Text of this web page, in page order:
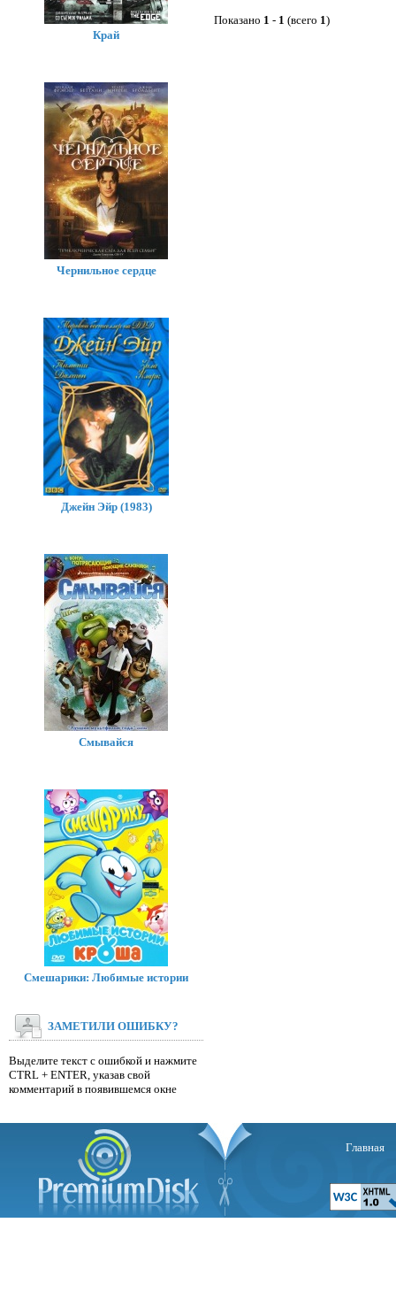
Показано 1 - 1 (всего 1)
Край
Чернильное сердце
Джейн Эйр (1983)
Смывайся
Смешарики: Любимые истории
ЗАМЕТИЛИ ОШИБКУ?
Выделите текст с ошибкой и нажмите
CTRL + ENTER, указав свой
комментарий в появившемся окне
Главная